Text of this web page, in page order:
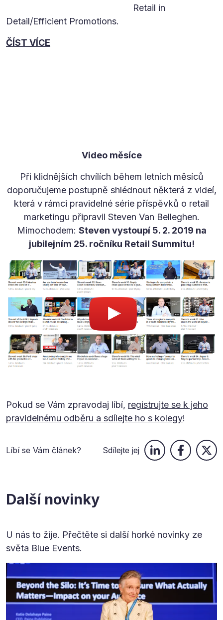
Retail in
Detail/Efficient Promotions.
ČÍST VÍCE
Video měsíce
Při klidnějších chvílích během letních měsíců
doporučujeme postupně shlédnout některá z videí,
která v rámci pravidelné série příspěvků o retail
marketingu připravil Steven Van Belleghen.
Mimochodem: Steven vystoupí 5. 2. 2019 na
jubilejním 25. ročníku Retail Summitu!
Pokud se Vám zpravodaj líbí, registrujte se k jeho
pravidelnému odběru a sdílejte ho s kolegy!
Líbí se Vám článek? Sdílejte jej
Další novinky
U nás to žije. Přečtěte si další horké novinky ze
světa Blue Events.